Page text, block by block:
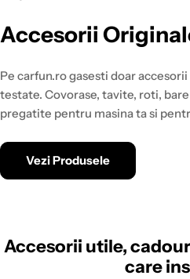
Accesorii
Pe carfun.ro gasesti doar
testate. Covorase, tavite, roti,
pregatite pentru masina ta si
Vezi Produsele
Accesorii utile,
care